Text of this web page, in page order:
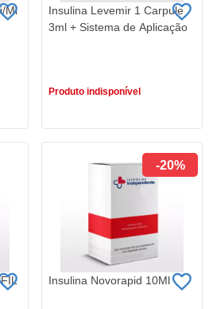
Ml
Insulina Levemir 1 Carpule
3ml + Sistema de Aplicação
Produto indisponível
-20%
Insulina Novorapid 10Ml